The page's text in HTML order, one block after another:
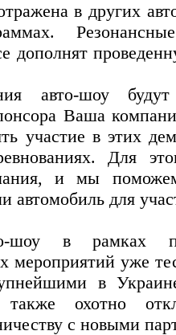
в других
дополнят
авто-шоу будут
Ваша
участие в этих
Для
и мы поможем
автомобиль для
шоу в рамках
мероприятий уже
в
охотно
с новыми